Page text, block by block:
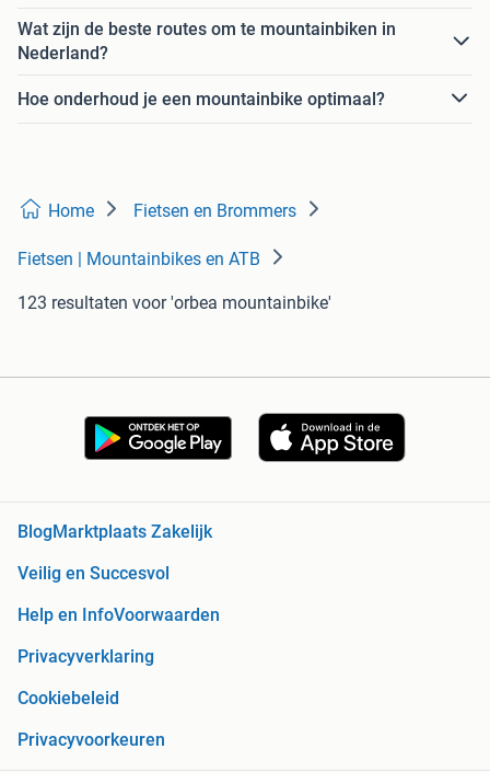
Wat zijn de beste routes om te mountainbiken in
Nederland?
Hoe onderhoud je een mountainbike optimaal?
Home Fietsen en Brommers
Fietsen | Mountainbikes en ATB
123 resultaten voor 'orbea mountainbike'
Blog Marktplaats Zakelijk
Veilig en Succesvol
Help en InfoVoorwaarden
Privacyverklaring
Cookiebeleid
Privacyvoorkeuren